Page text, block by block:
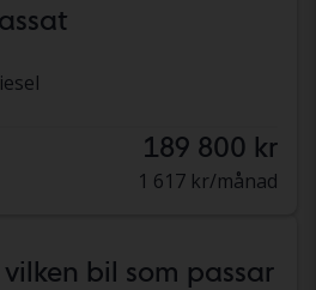
189 800 kr
1 617 kr/månad
bil som passar